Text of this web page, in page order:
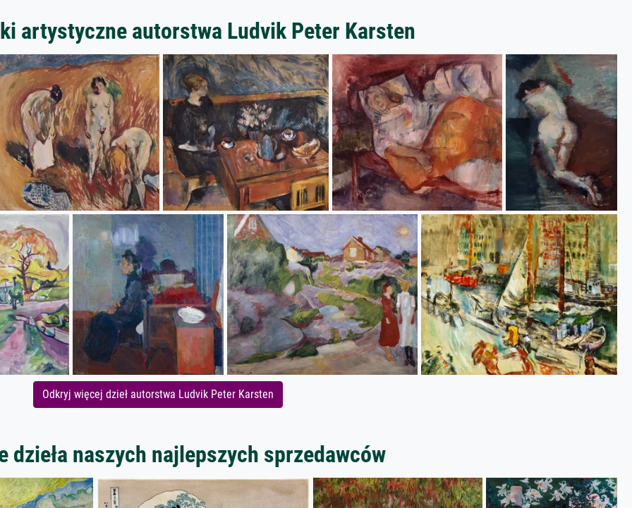
artystyczne autorstwa Ludvik Peter Karsten
Odkryj więcej dzieł autorstwa Ludvik Peter Karsten
dzieła naszych najlepszych sprzedawców